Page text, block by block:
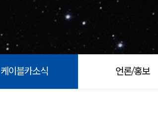
케이블카소식 언론/홍보